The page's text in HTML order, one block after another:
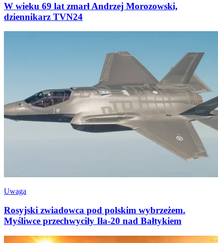
W wieku 69 lat zmarł Andrzej Morozowski,
dziennikarz TVN24
Uwaga
Rosyjski zwiadowca pod polskim wybrzeżem.
Myśliwce przechwyciły Iła-20 nad Bałtykiem